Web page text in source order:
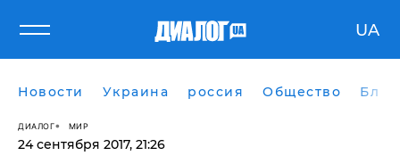
UA
Новости Украина россия Общество
ДИАЛОГ МИР
24 сентября 2017, 21:26